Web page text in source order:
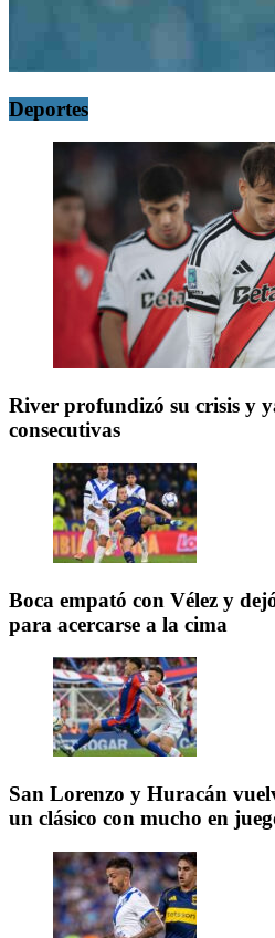
Deportes
River profundizó su crisis y
consecutivas
Boca empató con Vélez y
para acercarse a la cima
San Lorenzo y Huracán
un clásico con mucho en